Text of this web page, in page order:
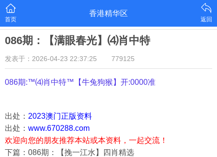
首页
香港精华区
返回
086期：【满眼春光】⑷肖中特
发表于：2026-04-23 22:37:25 779125
086期:™⑷肖中特™【牛兔狗猴 】开:0000准
出处： 2023澳门正版资料
出处： www.670288.com
欢迎向您的朋友推荐本站或本资料，一起交流！
下篇：086期：【挽一江水】四肖精选